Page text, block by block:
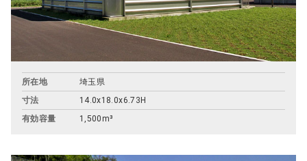
所在地
埼玉県
寸法
14.0x18.0x6.73H
有効容量
1,500m³